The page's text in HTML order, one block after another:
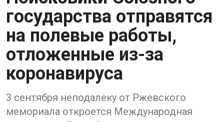
государства отправятся
на полевые работы,
отложенные из-за
коронавируса
3 сентября неподалеку от Ржевского
мемориала откроется Международная